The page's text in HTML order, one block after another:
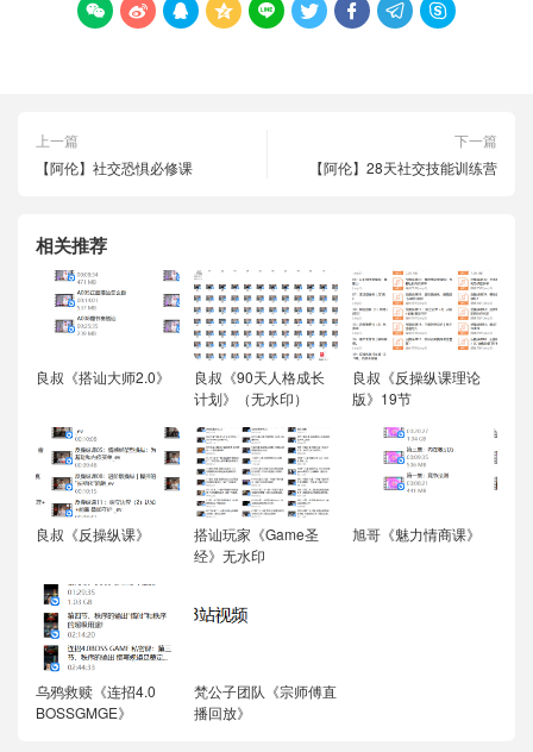
        
上一篇
【阿伦】社交恐惧必修课
下一篇
【阿伦】28天社交技能训练营
相关推荐
良叔《搭讪大师2.0》
良叔《90天人格成长
计划》（无水印）
良叔《反操纵课理论
版》19节
良叔《反操纵课》
搭讪玩家《Game圣
经》无水印
旭哥《魅力情商课》
乌鸦救赎《连招4.0
BOSSGMGE》
梵公子团队《宗师傅直
播回放》